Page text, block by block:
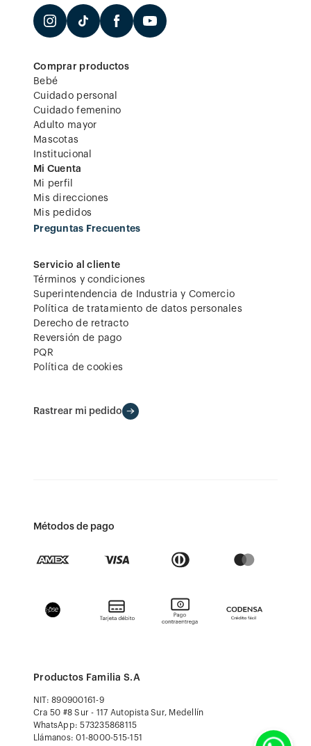
Comprar productos
Bebé
Cuidado personal
Cuidado femenino
Adulto mayor
Mascotas
Institucional
Mi Cuenta
Mi perfil
Mis direcciones
Mis pedidos
Preguntas Frecuentes
Servicio al cliente
Términos y condiciones
Superintendencia de Industria y Comercio
Política de tratamiento de datos personales
Derecho de retracto
Reversión de pago
PQR
Política de cookies
Rastrear mi pedido
Métodos de pago
Productos Familia S.A
NIT: 890900161-9
Cra 50 #8 Sur - 117 Autopista Sur, Medellín
WhatsApp: 573235868115
Llámanos: 01-8000-515-151